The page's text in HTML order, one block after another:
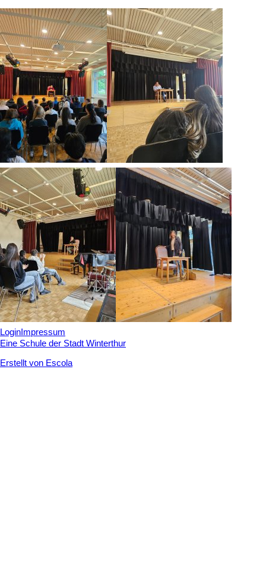
LoginImpressum
Eine Schule der Stadt Winterthur
Erstellt von Escola